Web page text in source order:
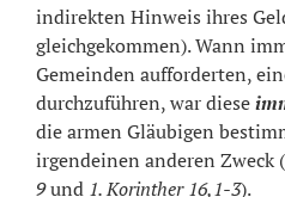
indirekten Hinweis ihres
gleichgekommen). Wann
Gemeinden aufforderten,
durchzuführen, war diese
die armen Gläubigen
irgendeinen anderen Zweck
9und 1. Korinther 16,1-3).